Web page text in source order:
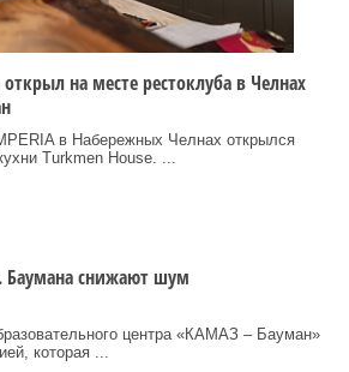
на месте рестоклуба в Челнах
в Набережных Челнах открылся
Turkmen House. ...
снижают шум
центра «КАМАЗ – Бауман»
которая ...